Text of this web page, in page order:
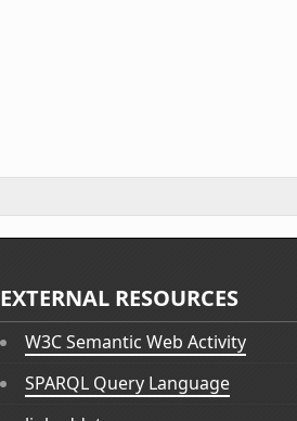
EXTERNAL RESOURCES
W3C Semantic Web Activity
SPARQL Query Language